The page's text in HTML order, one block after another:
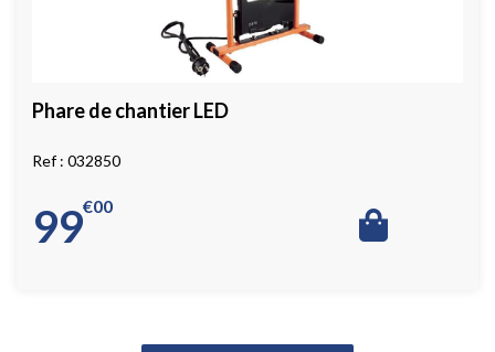
Phare de chantier LED
032850
99 00
€